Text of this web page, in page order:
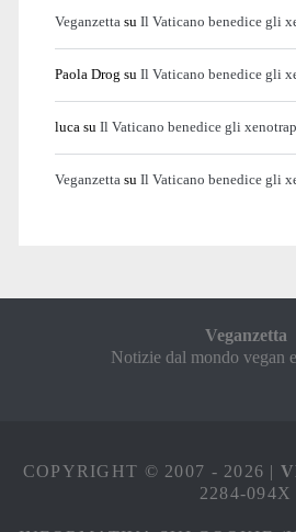
Veganzetta su Il Vaticano benedice gli
Paola Drog su Il Vaticano benedice gli
luca su Il Vaticano benedice gli
Veganzetta su Il Vaticano benedice gli
Veganzetta
Notizie dal mondo vegan
COPYRIGHT © 2007 - 2026 |
2284-094X